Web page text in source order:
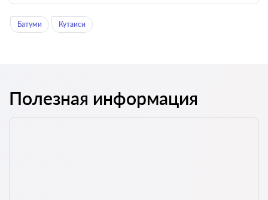
Батуми Кутаиси
Полезная информация